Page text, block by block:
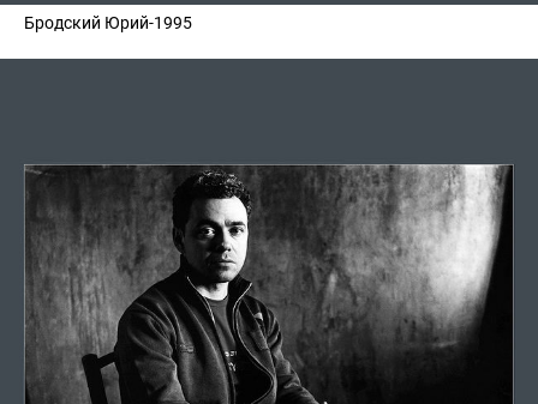
Бродский Юрий-1995